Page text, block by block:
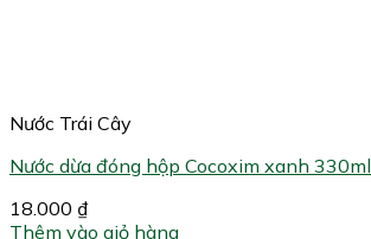
Nước Trái Cây
Nước dừa đóng hộp Cocoxim xanh 330ml
18.000 ₫
Thêm vào giỏ hàng